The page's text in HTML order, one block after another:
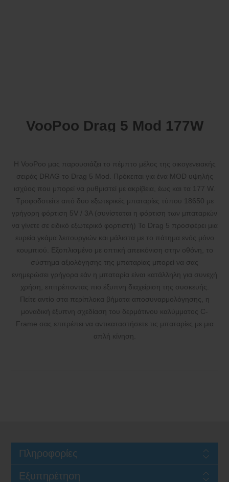
VooPoo Drag 5 Mod 177W
Η VooPoo μας παρουσιάζει το πέμπτο μέλος της οικογενειακής
σειράς DRAG το Drag 5 Mod. Πρόκειται για ένα MOD υψηλής
ισχύος που μπορεί να ρυθμιστεί με ακρίβεια, έως και τα 177 W.
Τροφοδοτείτε από δυο εξωτερικές μπαταρίες τύπου 18650 με
γρήγορη φόρτιση 5V / 3A (συνίσταται η φόρτιση των μπαταριών
να γίνετε σε ειδικό εξωτερικό φορτιστή) Το Drag 5 προσφέρει μια
ευρεία γκάμα λειτουργιών και μάλιστα με το πάτημα ενός μόνο
κουμπιού. Εξοπλισμένο με οπτική απεικόνιση στην οθόνη, το
σύστημα αξιολόγησης της μπαταρίας μπορεί να σας
ενημερώσει γρήγορα εάν η μπαταρία είναι κατάλληλη για συνεχή
χρήση, επιτρέποντας πιο έξυπνη διαχείριση της συσκευής.
Πείτε αντίο στα περίπλοκα βήματα αποσυναρμολόγησης, η
μοναδική έξυπνη σχεδίαση του δερμάτινου καλύμματος C-
Frame σας επιτρέπει να αντικαταστήσετε τις μπαταρίες με μια
απλή κίνηση.
Πληροφορίες
Εξυπηρέτηση